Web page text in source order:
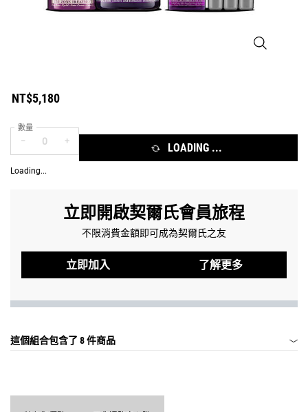
超進化超級
NT$5,180
−
數量
+ LOADING ...
Loading...
立即開啟契爾氏會員旅程
不限消費金額即可成為契爾氏之友
立即加入 了解更多
這個組合包含了 8 件商品